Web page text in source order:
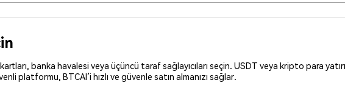
banka havalesi veya üçüncü taraf sağlayıcıları seçin. USDT veya kripto para
platformu, BTCAI’i hızlı ve güvenle satın almanızı sağlar.